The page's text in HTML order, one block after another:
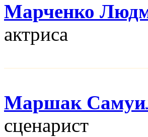
Марченко
актриса
Маршак
сценарист